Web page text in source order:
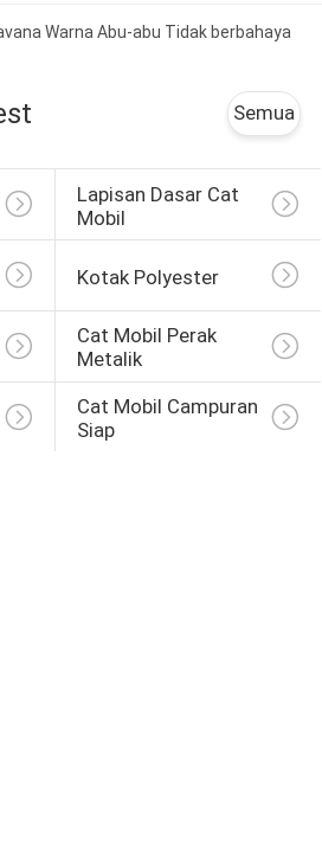
Warna Abu-abu Tidak berbahaya
Semua
Lapisan Dasar Cat
Mobil
Kotak Polyester
Cat Mobil Perak
Metalik
Cat Mobil Campuran
Siap